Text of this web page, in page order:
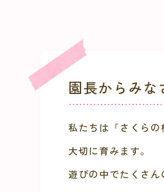
園長からみな
私たちは「さくら
大切に育みます。
遊びの中でたくさ